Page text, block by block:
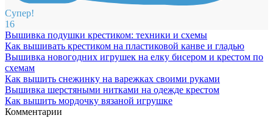
Супер!
16
Вышивка подушки крестиком: техники и схемы
Как вышивать крестиком на пластиковой канве и гладью
Вышивка новогодних игрушек на елку бисером и крестом по
схемам
Как вышить снежинку на варежках своими руками
Вышивка шерстяными нитками на одежде крестом
Как вышить мордочку вязаной игрушке
Комментарии